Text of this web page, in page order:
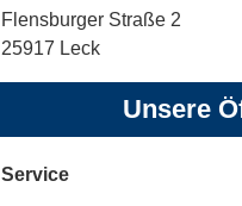
Flensburger Straße 2
25917 Leck
Unsere
Service